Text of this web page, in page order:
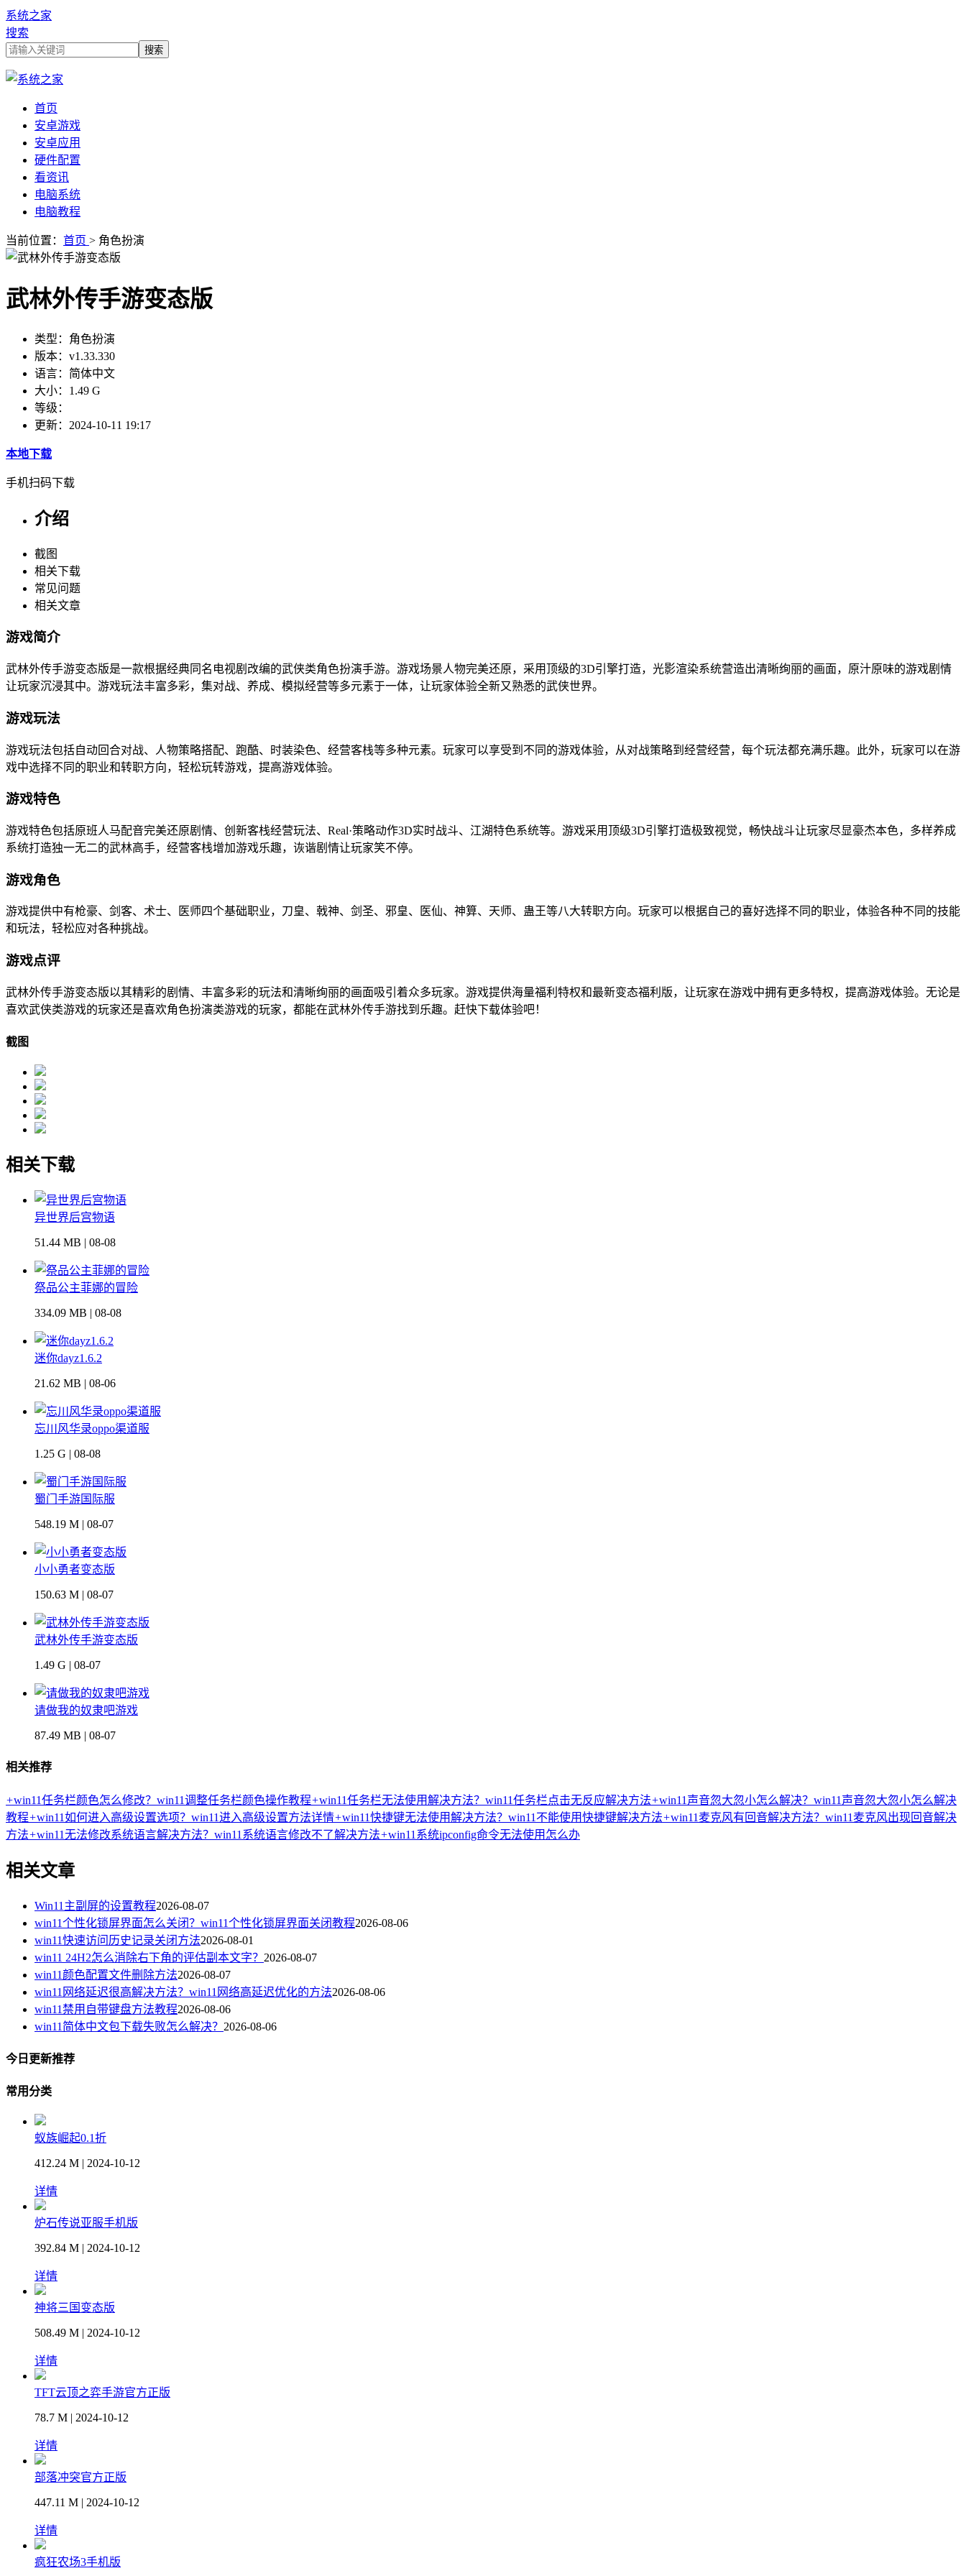
系统之家
搜索
首页
安卓游戏
安卓应用
硬件配置
看资讯
电脑系统
电脑教程
当前位置： 首页 > 角色扮演
武林外传手游变态版
类型： 角色扮演
版本： v1.33.330
语言： 简体中文
大小： 1.49 G
等级：
更新： 2024-10-11 19:17
本地下载
手机扫码下载
介绍
截图
相关下载
常见问题
相关文章
游戏简介
武林外传手游变态版是一款根据经典同名电视剧改编的武侠类角色扮演手游。游戏场景人物完美还原，采用顶级的3D引擎打造，光影渲染系统营造出清晰绚丽的画面，原汁原味的游戏剧情
让玩家沉浸其中。游戏玩法丰富多彩，集对战、养成、模拟经营等多元素于一体，让玩家体验全新又熟悉的武侠世界。
游戏玩法
游戏玩法包括自动回合对战、人物策略搭配、跑酷、时装染色、经营客栈等多种元素。玩家可以享受到不同的游戏体验，从对战策略到经营经营，每个玩法都充满乐趣。此外，玩家可以在游
戏中选择不同的职业和转职方向，轻松玩转游戏，提高游戏体验。
游戏特色
游戏特色包括原班人马配音完美还原剧情、创新客栈经营玩法、Real·策略动作3D实时战斗、江湖特色系统等。游戏采用顶级3D引擎打造极致视觉，畅快战斗让玩家尽显豪杰本色，多样养成
系统打造独一无二的武林高手，经营客栈增加游戏乐趣，诙谐剧情让玩家笑不停。
游戏角色
游戏提供中有枪豪、剑客、术士、医师四个基础职业，刀皇、戟神、剑圣、邪皇、医仙、神算、天师、蛊王等八大转职方向。玩家可以根据自己的喜好选择不同的职业，体验各种不同的技能
和玩法，轻松应对各种挑战。
游戏点评
武林外传手游变态版以其精彩的剧情、丰富多彩的玩法和清晰绚丽的画面吸引着众多玩家。游戏提供海量福利特权和最新变态福利版，让玩家在游戏中拥有更多特权，提高游戏体验。无论是
喜欢武侠类游戏的玩家还是喜欢角色扮演类游戏的玩家，都能在武林外传手游找到乐趣。赶快下载体验吧！
截图
相关下载
异世界后宫物语
51.44 MB | 08-08
祭品公主菲娜的冒险
334.09 MB | 08-08
迷你dayz1.6.2
21.62 MB | 08-06
忘川风华录oppo渠道服
1.25 G | 08-08
蜀门手游国际服
548.19 M | 08-07
小小勇者变态版
150.63 M | 08-07
武林外传手游变态版
1.49 G | 08-07
请做我的奴隶吧游戏
87.49 MB | 08-07
相关推荐
+win11任务栏颜色怎么修改？win11调整任务栏颜色操作教程+win11任务栏无法使用解决方法？win11任务栏点击无反应解决方法+win11声音忽大忽小怎么解决？win11声音忽大忽小怎么解决
教程+win11如何进入高级设置选项？win11进入高级设置方法详情+win11快捷键无法使用解决方法？win11不能使用快捷键解决方法+win11麦克风有回音解决方法？win11麦克风出现回音解决
方法+win11无法修改系统语言解决方法？win11系统语言修改不了解决方法+win11系统ipconfig命令无法使用怎么办
相关文章
Win11主副屏的设置教程2026-08-07
win11个性化锁屏界面怎么关闭？win11个性化锁屏界面关闭教程2026-08-06
win11快速访问历史记录关闭方法2026-08-01
win11 24H2怎么消除右下角的评估副本文字？ 2026-08-07
win11颜色配置文件删除方法2026-08-07
win11网络延迟很高解决方法？win11网络高延迟优化的方法2026-08-06
win11禁用自带键盘方法教程2026-08-06
win11简体中文包下载失败怎么解决？ 2026-08-06
今日更新推荐
常用分类
蚁族崛起0.1折
412.24 M | 2024-10-12
详情
炉石传说亚服手机版
392.84 M | 2024-10-12
详情
神将三国变态版
508.49 M | 2024-10-12
详情
TFT云顶之弈手游官方正版
78.7 M | 2024-10-12
详情
部落冲突官方正版
447.11 M | 2024-10-12
详情
疯狂农场3手机版